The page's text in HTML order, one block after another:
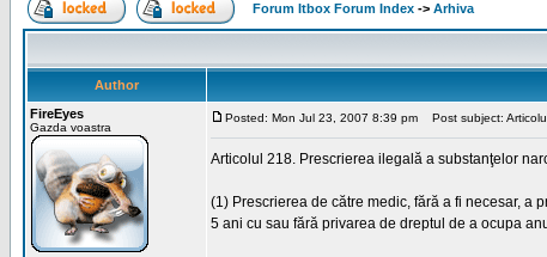
Forum Itbox Forum Index -> Arhiva
Author
FireEyes
Gazda voastra
Posted: Mon Jul 23, 2007 8:39 pm Post subject:
Articolul 218. Prescrierea ilegală a substanţelor
(1) Prescrierea de către medic, fără a fi necesar, a
5 ani cu sau fără privarea de dreptul de a ocupa